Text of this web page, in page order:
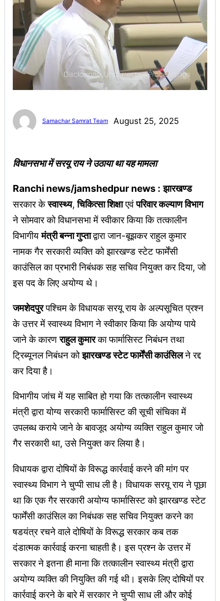
Samachar Samrat Team August 25, 2025
विधानसभा में सरयू राय ने उठाया था यह मामला
Ranchi news/jamshedpur news : झारखण्ड
सरकार केस्वास्थ्य,चिकित्सा शिक्षाएवंपरिवार कल्याण विभाग
ने सोमवार को विधानसभा में स्वीकार किया कि तत्कालीन
विभागीयमंत्री बन्ना गुप्ताद्वारा जान-बूझकर राहुल कुमार
नामक गैर सरकारी व्यक्ति को झारखण्ड स्टेट फार्मेंसी
काउंसिल का प्रभारी निबंधक सह सचिव नियुक्त कर दिया, जो
इस पद के लिए अयोग्य थे।
जमशेदपुरपश्चिम के विधायक सरयू राय के अल्पसूचित प्रश्न
के उत्तर में स्वास्थ्य विभाग ने स्वीकार किया कि अयोग्य पाये
जाने के कारणराहुल कुमारका फार्मासिस्ट निबंधन तथा
ट्रिब्यूनल निबंधन कोझारखण्ड स्टेट फार्मेंसी काउंसिलने रद्द
कर दिया है।
विभागीय जांच में यह साबित हो गया कि तत्कालीन स्वास्थ्य
मंत्री द्वारा योग्य सरकारी फार्मासिस्ट की सूची संचिका में
उपलब्ध कराये जाने के बावजूद अयोग्य व्यक्ति राहुल कुमार जो
गैर सरकारी था, उसे नियुक्त कर लिया है।
विधायक द्वारा दोषियों के विरूद्ध कार्रवाई करने की मांग पर
स्वास्थ्य विभाग ने चुप्पी साध ली है। विधायक सरयू राय ने पूछा
था कि एक गैर सरकारी अयोग्य फार्मासिस्ट को झारखण्ड स्टेट
फार्मेंसी काउंसिल का निबंधक सह सचिव नियुक्त करने का
षडयंत्र रचने वाले दोषियों के विरूद्ध सरकार कब तक
दंडात्मक कार्रवाई करना चाहती है। इस प्रश्न के उत्तर में
सरकार ने इतना ही माना कि तत्कालीन स्वास्थ्य मंत्री द्वारा
अयोग्य व्यक्ति की नियुक्ति की गई थी। इसके लिए दोषियों पर
कार्रवाई करने के बारे में सरकार ने चुप्पी साध ली और कोई